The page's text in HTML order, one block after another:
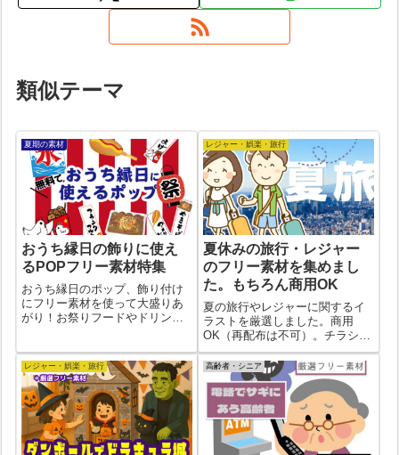
類似テーマ
夏期の素材
おうち縁日の飾りに使え
るPOPフリー素材特集
おうち縁日のポップ、飾り付け
にフリー素材を使って大盛りあ
がり！お祭りフードやドリン
イド。こども達と楽しむ「おう
ち縁日」がブームです。
レジャー・娯楽・旅行
夏休みの旅行・レジャー
のフリー素材を集めまし
た。もちろん商用OK
夏の旅行やレジャーに関するイ
ラストを厳選しました。商用
OK（再配布は不可）。チラシな
どにもお使いください。
レジャー・娯楽・旅行 高齢者・シニア